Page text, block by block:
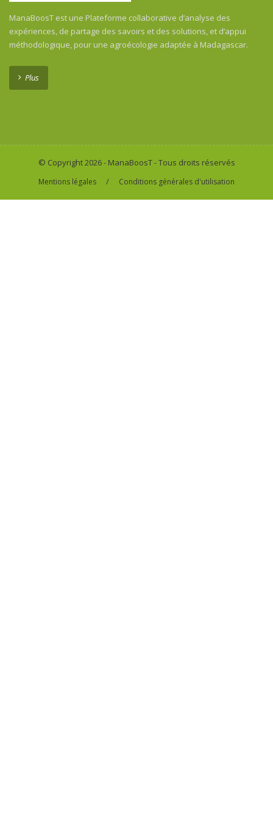
ManaBoosT est une Plateforme collaborative d’analyse des
expériences, de partage des savoirs et des solutions, et d’appui
méthodologique, pour une agroécologie adaptée à Madagascar.
Plus
© Copyright 2026 - ManaBoosT - Tous droits réservés
Mentions légales / Conditions générales d'utilisation